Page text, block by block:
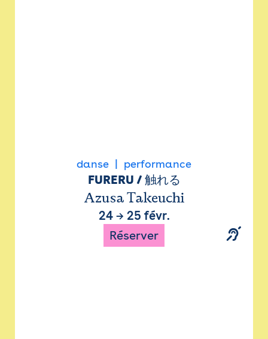
danse performance
FURERU / 触れる
Azusa Takeuchi
24→ 25 févr.
Réserver